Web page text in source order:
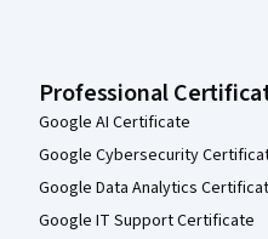
Professional
Google AI Certificate
Google Cybersecurity
Google Data Analytics
Google IT Support Certificate